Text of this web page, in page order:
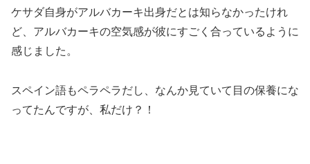
ケサダ自身がアルバカーキ出身だとは知らなかったけれ
ど、アルバカーキの空気感が彼にすごく合っているように
感じました。
スペイン語もペラペラだし、なんか見ていて目の保養にな
ってたんですが、私だけ？！